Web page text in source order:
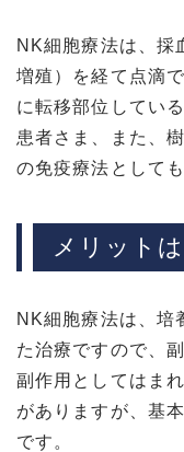
NK細胞療法は、採
増殖）を経て点滴
に転移部位してい
患者さま、また、
の免疫療法として
メリット
NK細胞療法は、培
た治療ですので、
副作用としてはま
がありますが、基
です。